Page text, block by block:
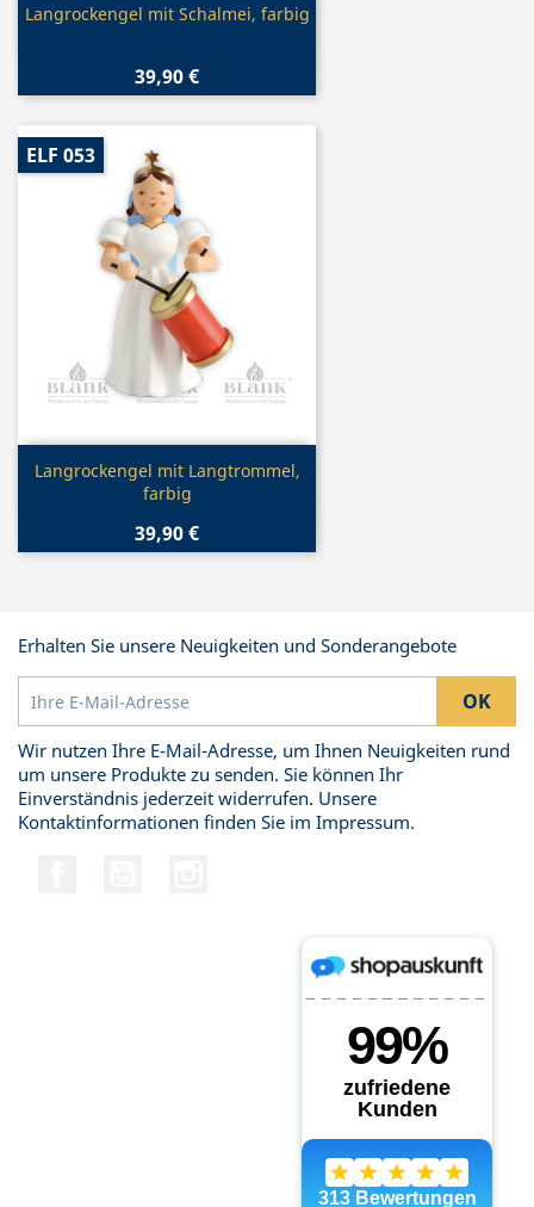
Vorschau
Langrockengel mit Schalmei, farbig
39,90 €
Vorschau
Langrockengel mit Langtrommel,
farbig
39,90 €
ELF 053
Erhalten Sie unsere Neuigkeiten und Sonderangebote
Wir nutzen Ihre E-Mail-Adresse, um Ihnen Neuigkeiten rund
um unsere Produkte zu senden. Sie können Ihr
Einverständnis jederzeit widerrufen. Unsere
Kontaktinformationen finden Sie im Impressum.